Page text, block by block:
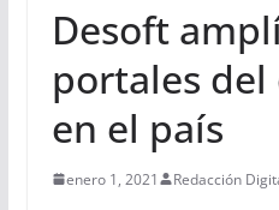
Desoft
portales
en el país
enero 1, 2021 Redacción